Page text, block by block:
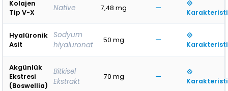
Kolajen
Tip V-X
Native 7,48 mg —
💠
Hyalüronik
Asit
Sodyum
hiyalüronat
50 mg —
💠
Akgünlük
Ekstresi
(Boswellia)
Bitkisel
Ekstrakt
70 mg —
💠